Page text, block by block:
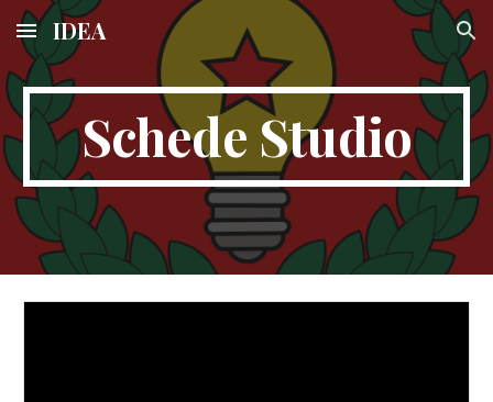
Skip to main content Skip to navigation
IDEA
Schede Studio